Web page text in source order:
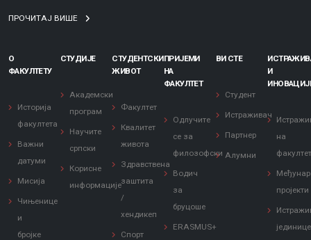
ПРОЧИТАЈ ВИШЕ
О
ФАКУЛТЕТУ
Историја
факултета
Важни
датуми
Мисија
Чињенице
и
бројке
СТУДИЈЕ
Академски
програм
Научите
српски
Корисне
информације
СТУДЕНТСКИ
ЖИВОТ
Факултет
Квалитет
живота
Здравствена
заштита
/
хендикеп
Спорт
ПРИЈЕМИ
НА
ФАКУЛТЕТ
Одлучите
се за
филозофски
Водич
за
бруцоше
ERASMUS+
ВИ СТЕ
Студент
Истраживач
Партнер
Алумни
И
на
пројекти
јединице